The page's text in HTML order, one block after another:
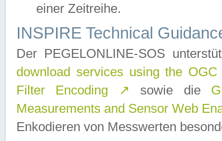
einer Zeitreihe.
INSPIRE Technical
Der PEGELONLINE-SOS
download services using the
Filter Encoding
↗ sowie die
Measurements and Sensor Web
Enkodieren von Messwerten